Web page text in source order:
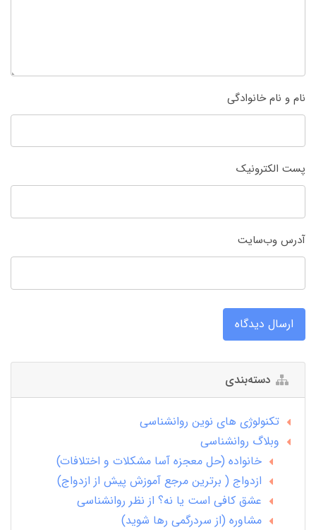
نام و نام خانوادگی
پست الکترونیک
آدرس وب‌سایت
ارسال دیدگاه
دسته‌بندی
تکنولوژی های نوین روانشناسی
وبلاگ روانشناسی
خانواده (حل معجزه آسا مشکلات و اختلافات)
ازدواج ( برترین مرجع آموزش پیش از ازدواج)
عشق کافی است یا نه؟ از نظر روانشناسی
مشاوره (از سردرگمی رها شوید)